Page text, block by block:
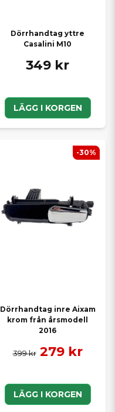
Dörrhandtag yttre
Casalini M10
349 kr
LÄGG I KORGEN
Dörrhandtag inre Aixam
krom från årsmodell
2016
399 kr 279 kr
LÄGG I KORGEN
-30%